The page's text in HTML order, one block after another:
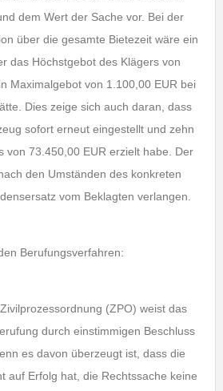
dem Wert der Sache vor. Bei der
über die gesamte Bietezeit wäre ein
das Höchstgebot des Klägers von
Maximalgebot von 1.100,00 EUR bei
Dies zeige sich auch daran, dass
sofort erneut eingestellt und zehn
von 73.450,00 EUR erzielt habe. Der
den Umständen des konkreten
vom Beklagten verlangen.
Berufungsverfahren:
(ZPO) weist das
durch einstimmigen Beschluss
es davon überzeugt ist, dass die
auf Erfolg hat, die Rechtssache keine